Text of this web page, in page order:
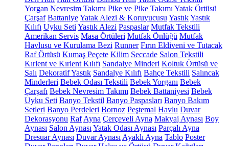
Yorgan Nevresim Takımı Pike ve Pike Takımı Yatak Örtüsü
Çarşaf BattaniyeYatak Alezi & Koruyucusu YastıkYastık
Kılıfı Uyku Seti Yastık Alezi Paspaslar Mutfak Tekstili
Amerikan Servis Masa Örtüleri Mutfak Önlüğü Mutfak
Havlusu ve Kurulama Bezi Runner Fırın Eldiveni ve Tutacak
Raf Örtüsü Kumaş Peçete Kilim Seccade Salon Tekstili
Kırlent ve Kırlent Kılıfı Sandalye Minderi Koltuk Örtüsü ve
Şalı Dekoratif Yastık Sandalye Kılıfı Bahçe Tekstili Salıncak
Minderleri Bebek Odası Tekstili Bebek Yorganı Bebek
Çarşafı Bebek Nevresim Takımı Bebek Battaniyesi Bebek
Uyku Seti Banyo Tekstil Banyo Paspasları Banyo Bakım
Setleri Banyo Perdeleri Bornoz Peştemal Havlu Duvar
Dekorasyonu Raf Ayna Çerçeveli Ayna Makyaj Aynası Boy
Aynası Salon Aynası Yatak Odası Aynası Parçalı Ayna
Dresuar Aynası Duvar Aynası Ayaklı Ayna Tablo Poster